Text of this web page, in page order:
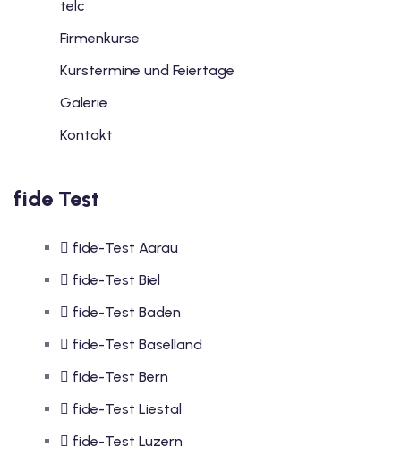
telc
Firmenkurse
Kurstermine und Feiertage
Galerie
Kontakt
fide Test
fide-Test Aarau
fide-Test Biel
fide-Test Baden
fide-Test Baselland
fide-Test Bern
fide-Test Liestal
fide-Test Luzern